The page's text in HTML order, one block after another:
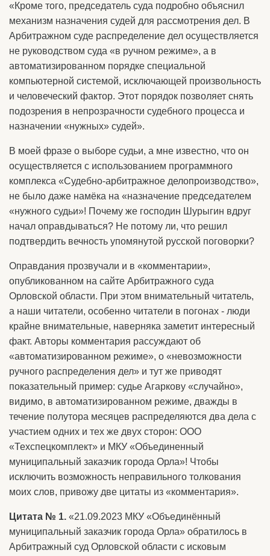
«Кроме того, председатель суда подробно объяснил
механизм назначения судей для рассмотрения дел. В
Арбитражном суде распределение дел осуществляется
не руководством суда «в ручном режиме», а в
автоматизированном порядке специальной
компьютерной системой, исключающей произвольность
и человеческий фактор. Этот порядок позволяет снять
подозрения в непрозрачности судебного процесса и
назначении «нужных» судей».
В моей фразе о выборе судьи, а мне известно, что он
осуществляется с использованием программного
комплекса «Судебно-арбитражное делопроизводство»,
не было даже намёка на «назначение председателем
«нужного судьи»! Почему же господин Шурыгин вдруг
начал оправдываться? Не потому ли, что решил
подтвердить вечность упомянутой русской поговорки?
Оправдания прозвучали и в «комментарии»,
опубликованном на сайте Арбитражного суда
Орловской области. При этом внимательный читатель,
а наши читатели, особенно читатели в погонах - люди
крайне внимательные, наверняка заметит интересный
факт. Авторы комментария рассуждают об
«автоматизированном режиме», о «невозможности
ручного распределения дел» и тут же приводят
показательный пример: судье Агаркову «случайно»,
видимо, в автоматизированном режиме, дважды в
течение полутора месяцев распределяются два дела с
участием одних и тех же двух сторон: ООО
«Техспецкомплект» и МКУ «Объединенный
муниципальный заказчик города Орла»! Чтобы
исключить возможность неправильного толкования
моих слов, привожу две цитаты из «комментария».
Цитата № 1. «21.09.2023 МКУ «Объединённый
муниципальный заказчик города Орла» обратилось в
Арбитражный суд Орловской области с исковым